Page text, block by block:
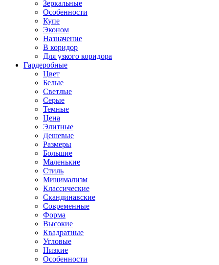
Зеркальные
Особенности
Купе
Эконом
Назначение
В коридор
Для узкого коридора
Гардеробные
Цвет
Белые
Светлые
Серые
Темные
Цена
Элитные
Дешевые
Размеры
Большие
Маленькие
Стиль
Минимализм
Классические
Скандинавские
Современные
Форма
Высокие
Квадратные
Угловые
Низкие
Особенности